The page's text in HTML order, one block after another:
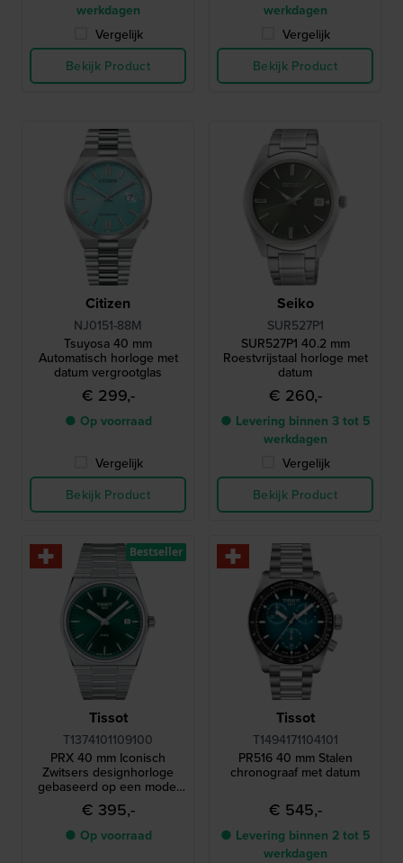
werkdagen
Vergelijk
Bekijk Product
werkdagen
Vergelijk
Bekijk Product
Citizen
NJ0151-88M
Tsuyosa 40 mm
Automatisch horloge met
datum vergrootglas
€ 299,-
● Op voorraad
Vergelijk
Bekijk Product
Seiko
SUR527P1
SUR527P1 40.2 mm
Roestvrijstaal horloge met
datum
€ 260,-
● Levering binnen 3 tot 5
werkdagen
Vergelijk
Bekijk Product
Tissot
T1374101109100
PRX 40 mm Iconisch
Zwitsers designhorloge
gebaseerd op een model
uit 1978
€ 395,-
● Op voorraad
Bestseller
Tissot
T1494171104101
PR516 40 mm Stalen
chronograaf met datum
€ 545,-
● Levering binnen 2 tot 5
werkdagen